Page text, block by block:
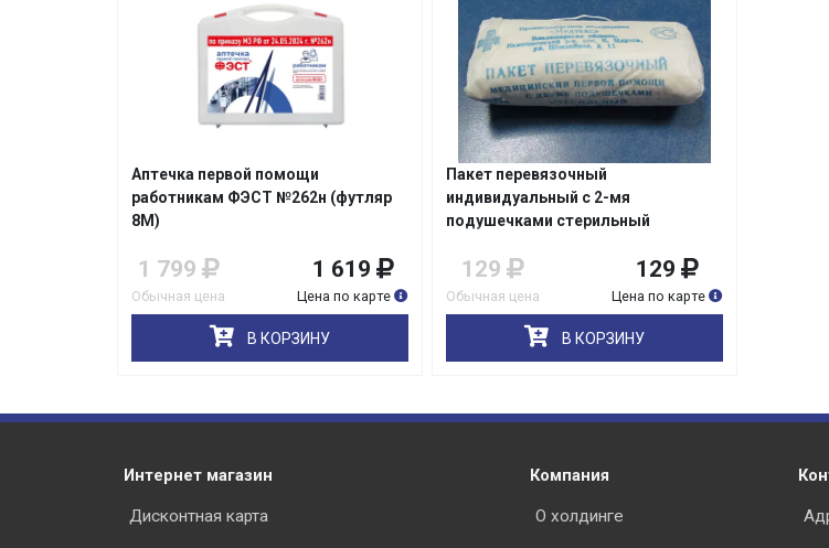
Аптечка первой помощи
работникам ФЭСТ №262н (футляр
8М)
1 799
Обычная цена
1 619
Цена по карте
В КОРЗИНУ
Пакет перевязочный
индивидуальный с 2-мя
подушечками стерильный
129
Обычная цена
129
Цена по карте
В КОРЗИНУ
Интернет магазин
Дисконтная карта
Компания
О холдинге